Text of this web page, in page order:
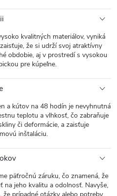
kvalitných materiálov, vyniká
že si udrží svoj atraktívny
obdobie, aj v prostredí s vysokou
pre kúpeľne.
a kútov na 48 hodín je nevyhnutná
teplotu a vlhkosť, čo zabraňuje
či deformácie, a zaisťuje
inštaláciu.
päťročnú záruku, čo znamená, že
jeho kvalitu a odolnosť. Navyše,